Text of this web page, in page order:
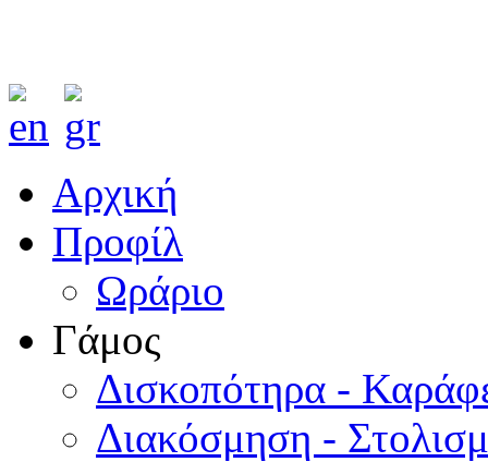
Αρχική
Προφίλ
Ωράριο
Γάμος
Δισκοπότηρα -
Διακόσμηση -